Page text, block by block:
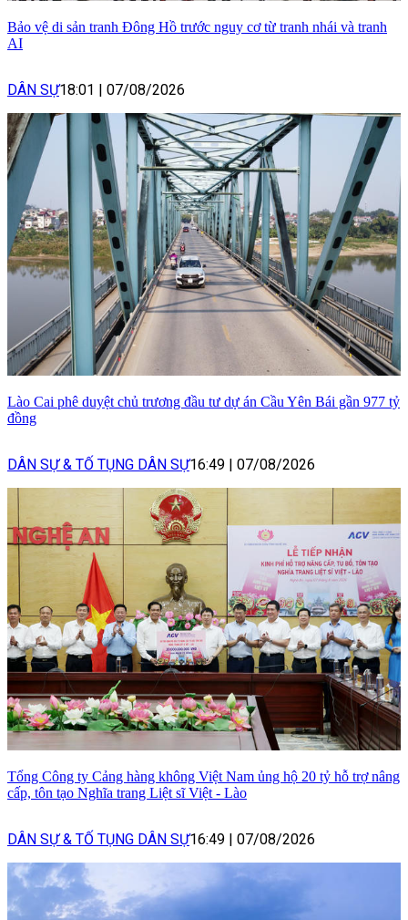
Bảo vệ di sản tranh Đông Hồ trước nguy cơ từ tranh nhái và tranh
AI
DÂN SỰ18:01 07/08/2026
Lào Cai phê duyệt chủ trương đầu tư dự án Cầu Yên Bái gần 977 tỷ
đồng
DÂN SỰ & TỐ TỤNG DÂN SỰ16:49 07/08/2026
Tổng Công ty Cảng hàng không Việt Nam ủng hộ 20 tỷ hỗ trợ nâng
cấp, tôn tạo Nghĩa trang Liệt sĩ Việt - Lào
DÂN SỰ & TỐ TỤNG DÂN SỰ16:49 07/08/2026